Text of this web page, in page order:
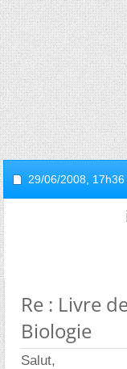
29/06/2008, 17h36
Re : Livre
Biologie
Salut,